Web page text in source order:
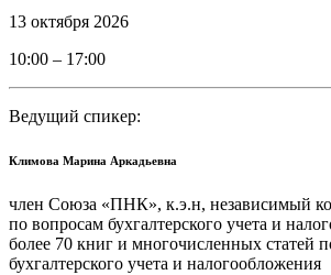
13 октября 2026
10:00 – 17:00
Ведущий спикер:
Климова Марина Аркадьевна
член Союза «ПНК», к.э.н, независимый
по вопросам бухгалтерского учета и
более 70 книг и многочисленных статей
бухгалтерского учета и налогообложения